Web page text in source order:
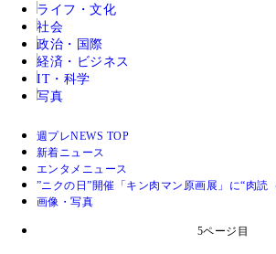
ライフ・文化
社会
政治・国際
経済・ビジネス
IT・科学
写真
週プレNEWS TOP
新着ニュース
エンタメニュース
”ニクの日”開催「キン肉マン原画展」に“肉
画像・写真
5ページ目